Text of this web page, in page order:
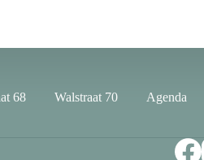
68 Walstraat 70 Agenda